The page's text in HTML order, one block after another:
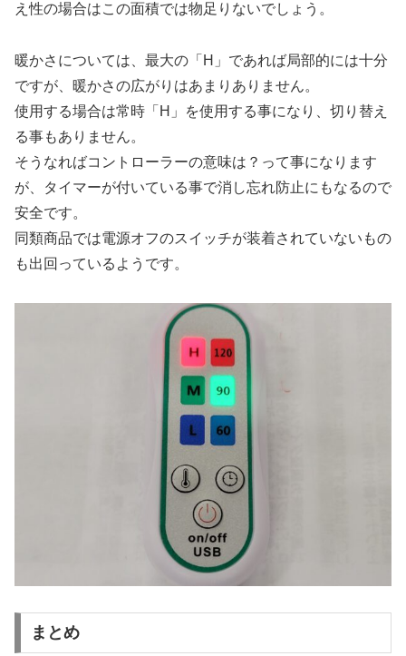
え性の場合はこの面積では物足りないでしょう。
暖かさについては、最大の「H」であれば局部的には十分
ですが、暖かさの広がりはあまりありません。
使用する場合は常時「H」を使用する事になり、切り替え
る事もありません。
そうなればコントローラーの意味は？って事になります
が、タイマーが付いている事で消し忘れ防止にもなるので
安全です。
同類商品では電源オフのスイッチが装着されていないもの
も出回っているようです。
まとめ